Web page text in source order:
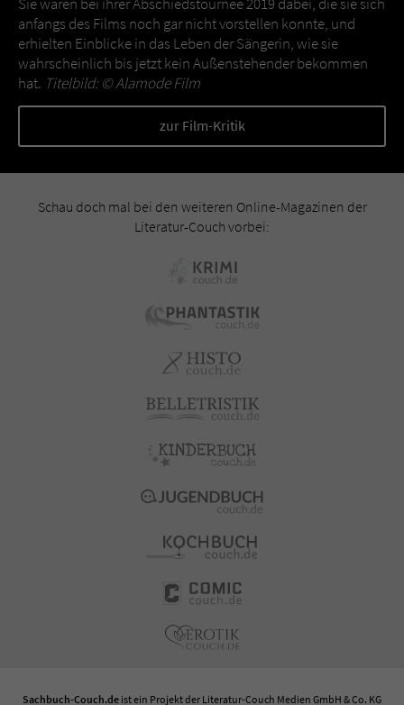
anfangs des Films noch gar nicht vorstellen konnte, und
erhielten Einblicke in das Leben der Sängerin, wie sie
wahrscheinlich bis jetzt kein Außenstehender bekommen
hat. Titelbild: ©Alamode Film
zur Film-Kritik
Schau doch mal bei den weiteren Online-Magazinen der
Literatur-Couch vorbei:
Sachbuch-Couch.de ist ein Projekt der Literatur-Couch Medien GmbH & Co. KG